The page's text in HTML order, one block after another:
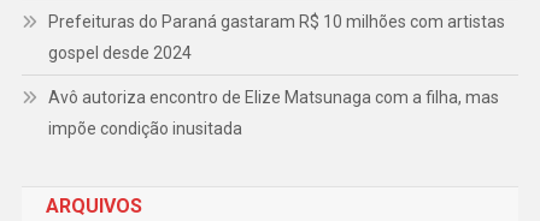
Prefeituras do Paraná gastaram R$ 10 milhões com artistas
gospel desde 2024
Avô autoriza encontro de Elize Matsunaga com a filha, mas
impõe condição inusitada
ARQUIVOS